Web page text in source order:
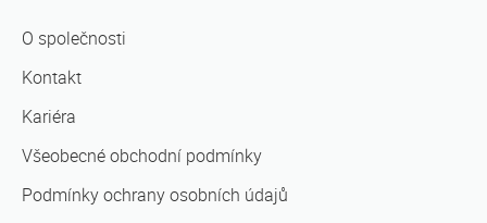
O společnosti
Kontakt
Kariéra
Všeobecné obchodní podmínky
Podmínky ochrany osobních údajů